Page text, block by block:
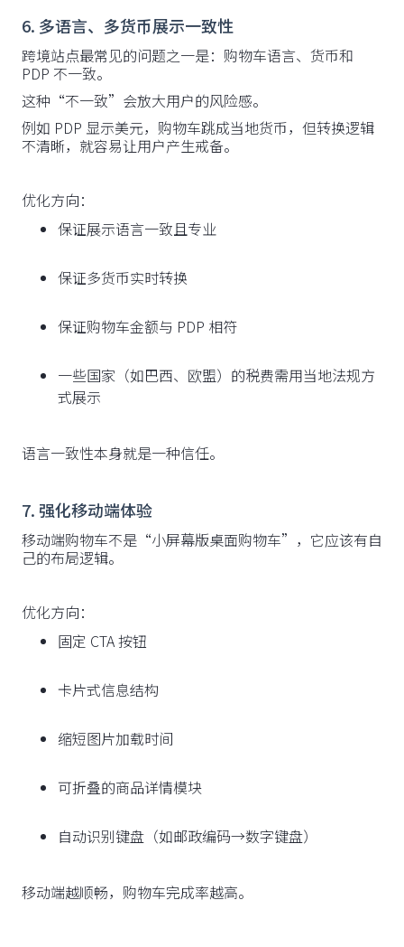
6. 多语言、多货币展示一致性
跨境站点最常见的问题之一是：购物车语言、货币和
PDP 不一致。
这种“不一致”会放大用户的风险感。
例如 PDP 显示美元，购物车跳成当地货币，但转换逻辑
不清晰，就容易让用户产生戒备。
优化方向：
保证展示语言一致且专业
保证多货币实时转换
保证购物车金额与 PDP 相符
一些国家（如巴西、欧盟）的税费需用当地法规方
式展示
语言一致性本身就是一种信任。
7. 强化移动端体验
移动端购物车不是“小屏幕版桌面购物车”，它应该有自
己的布局逻辑。
优化方向：
固定 CTA 按钮
卡片式信息结构
缩短图片加载时间
可折叠的商品详情模块
自动识别键盘（如邮政编码→数字键盘）
移动端越顺畅，购物车完成率越高。